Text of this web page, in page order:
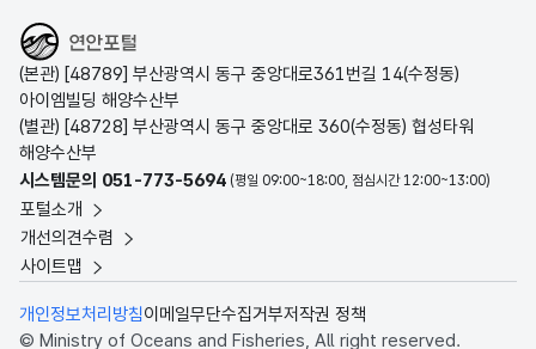
해양수산부
(본관) [48789] 부산광역시 동구 중앙대로361번길 14(수정동)
아이엠빌딩 해양수산부
(별관) [48728] 부산광역시 동구 중앙대로 360(수정동) 협성타워
해양수산부
시스템문의 051-773-5694 (평일 09:00~18:00, 점심시간 12:00~13:00)
포털소개
개선의견수렴
사이트맵
개인정보처리방침이메일무단수집거부저작권 정책
© Ministry of Oceans and Fisheries, All right reserved.